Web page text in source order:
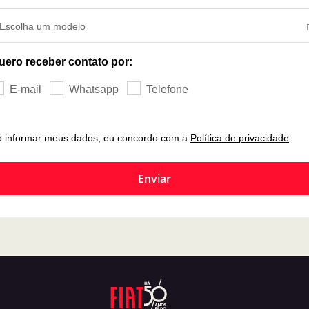
Escolha um modelo
receber contato por:
E-mail Whatsapp Telefone
informar meus dados, eu concordo com a Política de privacidade.